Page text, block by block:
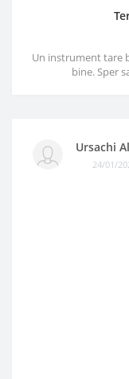
Un instrument tare
bine. Sper
Ursachi
24/01/